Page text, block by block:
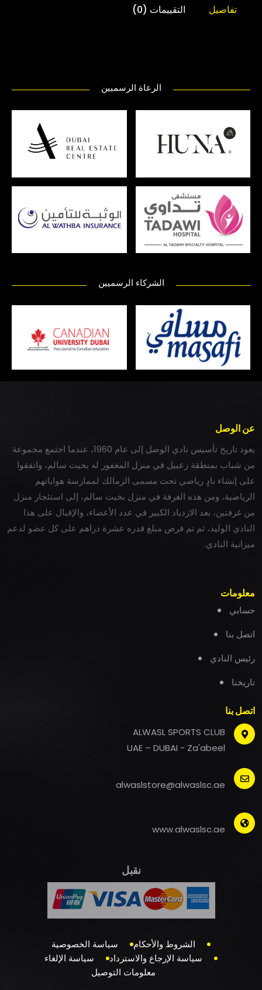
تفاصيل التقييمات (0)
الرعاة الرسميين
الشركاء الرسميين
عن الوصل
يعود تاريخ تأسيس نادي الوصل إلى عام 1960، عندما اجتمع مجموعة
من شباب بمنطقة زعبيل في منزل المغفور له بخيت سالم، واتفقوا
على إنشاء نادٍ رياضي تحت مسمى الزمالك لممارسة هواياتهم
الرياضية، ومن هذه الغرفة في منزل بخيت سالم، إلى استئجار منزل
من غرفتين، بعد الازدياد الكبير في عدد الأعضاء، والإقبال على هذا
النادي الوليد، ثم تم فرض مبلغ قدره عشرة دراهم على كل عضو لدعم
ميزانية النادي.
معلومات
حسابي
اتصل بنا
رئيس النادي
تاريخنا
اتصل بنا
ALWASL SPORTS CLUB
UAE – DUBAI - Za'abeel
alwaslstore@alwaslsc.ae
www.alwaslsc.ae
نقبل
الشروط والأحكام
سياسة الخصوصية
سياسة الإرجاع والاسترداد
سياسة الإلغاء
معلومات التوصيل